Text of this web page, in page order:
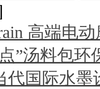
高端电
”汤料包环
代国际水